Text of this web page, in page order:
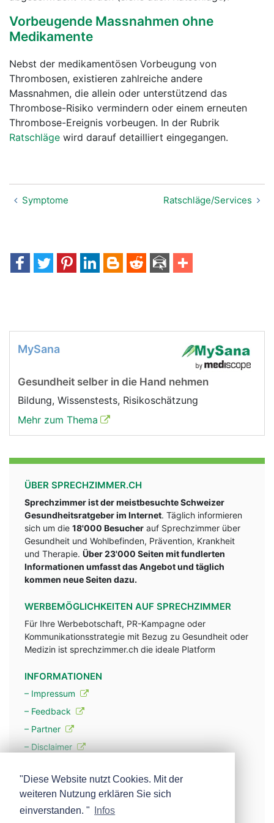
Vorbeugende Massnahmen ohne
Medikamente
Nebst der medikamentösen Vorbeugung von
Thrombosen, existieren zahlreiche andere
Massnahmen, die allein oder unterstützend das
Thrombose-Risiko vermindern oder einem erneuten
Thrombose-Ereignis vorbeugen. In der Rubrik
Ratschläge wird darauf detailliert eingegangen.
Symptome Ratschläge/Services
MySana
Gesundheit selber in die Hand nehmen
Bildung, Wissenstests, Risikoschätzung
Mehr zum Thema
ÜBER SPRECHZIMMER.CH
Sprechzimmer ist der meistbesuchte Schweizer
Gesundheitsratgeber im Internet. Täglich informieren
sich um die 18'000 Besucher auf Sprechzimmer über
Gesundheit und Wohlbefinden, Prävention, Krankheit
und Therapie. Über 23'000 Seiten mit fundlerten
Informationen umfasst das Angebot und täglich
kommen neue Seiten dazu.
WERBEMÖGLICHKEITEN AUF SPRECHZIMMER
Für Ihre Werbebotschaft, PR-Kampagne oder
Kommunikationsstrategie mit Bezug zu Gesundheit oder
Medizin ist sprechzimmer.ch die ideale Platform
INFORMATIONEN
– Impressum
– Feedback
– Partner
– Disclaimer
– Werbung
– Mehr über unsere Experten
"Diese Website nutzt Cookies. Mit der
weiteren Nutzung erklären Sie sich
einverstanden. "
Infos